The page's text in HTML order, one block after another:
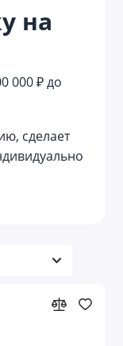
на
000 ₽ до
сделает